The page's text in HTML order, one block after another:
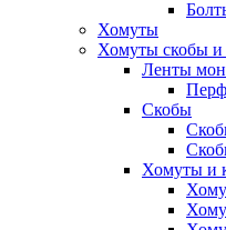
Хомуты
Хомуты скобы и
Ленты
Скобы
Хомуты и